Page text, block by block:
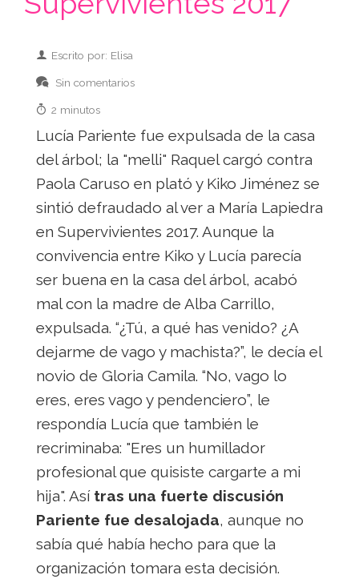
Escrito por: Elisa
Sin comentarios
2 minutos
Lucía Pariente fue expulsada de la casa
del árbol; la "melli" Raquel cargó contra
Paola Caruso en plató y Kiko Jiménez se
sintió defraudado al ver a María Lapiedra
en Supervivientes 2017. Aunque la
convivencia entre Kiko y Lucía parecía
ser buena en la casa del árbol, acabó
mal con la madre de Alba Carrillo,
expulsada. “¿Tú, a qué has venido? ¿A
dejarme de vago y machista?”, le decía el
novio de Gloria Camila. “No, vago lo
eres, eres vago y pendenciero”, le
respondía Lucía que también le
recriminaba: "Eres un humillador
profesional que quisiste cargarte a mi
hija". Así tras una fuerte discusión
Pariente fue desalojada, aunque no
sabía qué había hecho para que la
organización tomara esta decisión.